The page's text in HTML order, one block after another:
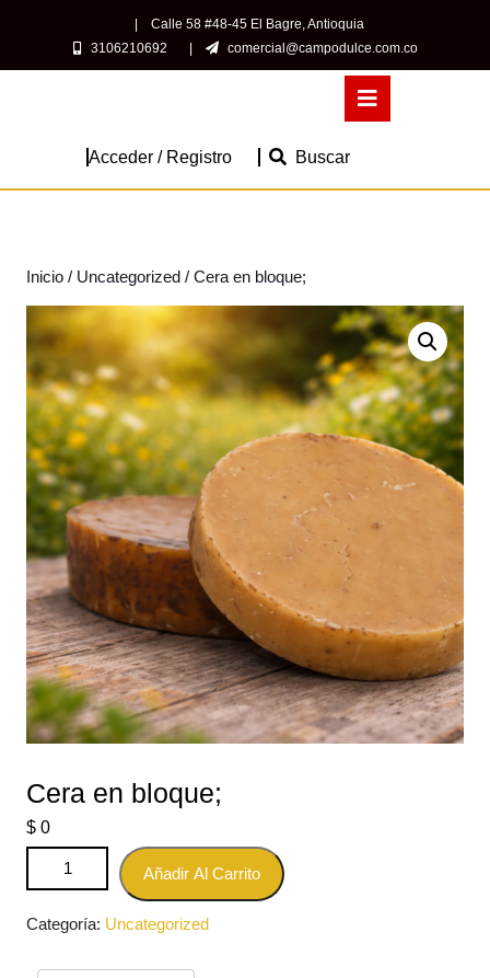
Calle 58 #48-45 El Bagre, Antioquia
3106210692
comercial@campodulce.com.co
Acceder / RegistroAcceder
Buscar
Inicio / Uncategorized / Cera en bloque;
Cera en bloque;
$ 0
Cera en bloque; cantidad
Añadir Al Carrito
Categoría: Uncategorized